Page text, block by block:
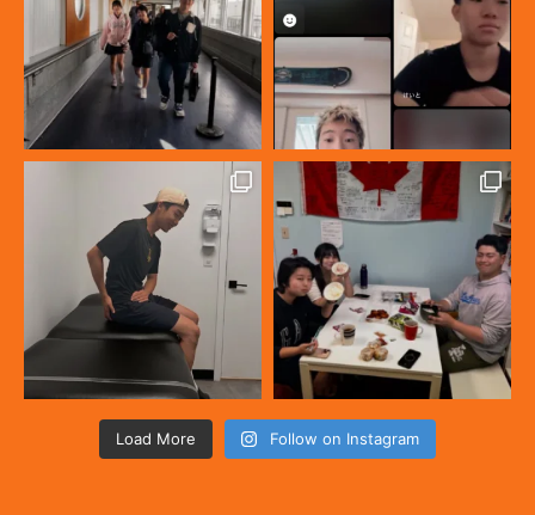
Load More Follow on Instagram